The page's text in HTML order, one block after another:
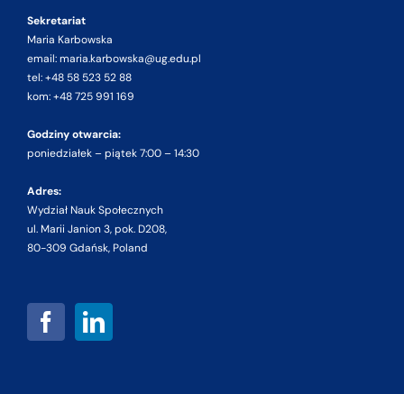
Sekretariat
Maria Karbowska
email: maria.karbowska@ug.edu.pl
tel: +48 58 523 52 88
kom: +48 725 991 169
Godziny otwarcia:
poniedziałek – piątek 7:00 – 14:30
Adres:
Wydział Nauk Społecznych
ul. Marii Janion 3, pok. D208,
80-309 Gdańsk, Poland